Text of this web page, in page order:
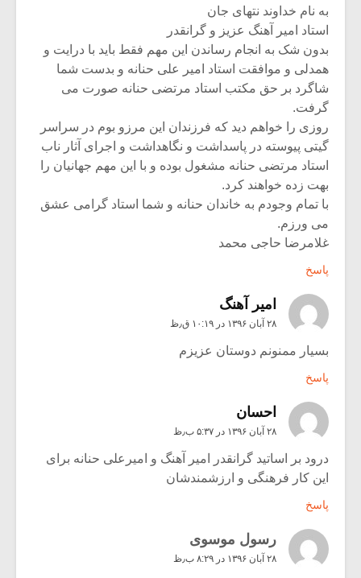
به نام خداوند نتهای جان
استاد امیر آهنگ عزیز و گرانقدر
بدون شک به انجام رساندن این مهم فقط باید با درایت و
همدلی و موافقت استاد امیر علی حنانه و بدست شما
شاگرد بر حق مکتب استاد مرتضی حنانه صورت می
گرفت.
روزی را خواهم دید که فرزندان این مرزو بوم در سراسر
گیتی پیوسته در پاسداشت و نگاهداشت و اجرای آثار ناب
استاد مرتضی حنانه مشغول بوده و با این مهم جهانیان را
بهت زده خواهند کرد.
با تمام وجودم به خاندان حنانه و شما استاد گرامی عشق
می ورزم.
غلامرضا حاجی محمد
پاسخ
امیر آهنگ
۲۸ آبان ۱۳۹۶ در ۱۰:۱۹ ق٫ظ
بسیار ممنونم دوستان عزیزم
پاسخ
احسان
۲۸ آبان ۱۳۹۶ در ۵:۳۷ ب٫ظ
درود بر اساتید گرانقدر امیر آهنگ و امیرعلی حنانه برای
این کار فرهنگی و ارزشمندشان
پاسخ
رسول موسوی
۲۸ آبان ۱۳۹۶ در ۸:۲۹ ب٫ظ